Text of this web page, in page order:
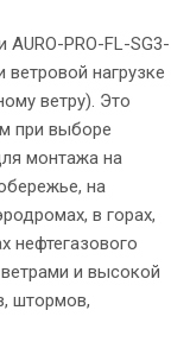
PRO-FL-SG3-
нагрузке
ветру). Это
при выборе
монтажа на
на
в горах,
нефтегазового
и высокой
штормов,